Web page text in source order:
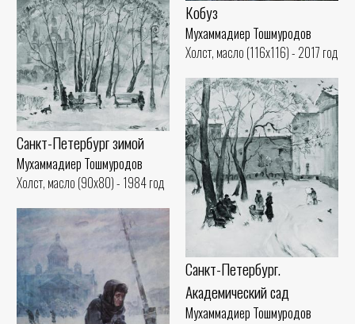
Кобуз
Мухаммадиер Тошмуродов
Холст, масло (116x116) - 2017 год
Санкт-Петербург зимой
Мухаммадиер Тошмуродов
Холст, масло (90x80) - 1984 год
Санкт-Петербург.
Академический сад
Мухаммадиер Тошмуродов